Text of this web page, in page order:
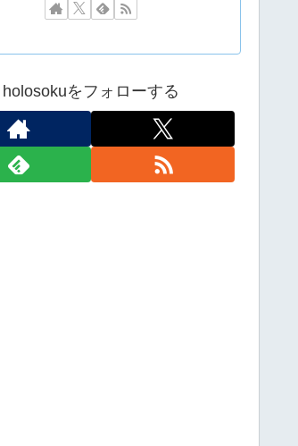
ー信者、帰国後『本家』に失望する事態に
んなに言われた通り寝る前にトイレ行った
ぎ】[2026.08.06]
】[2026.08.06]
holosokuをフォローする